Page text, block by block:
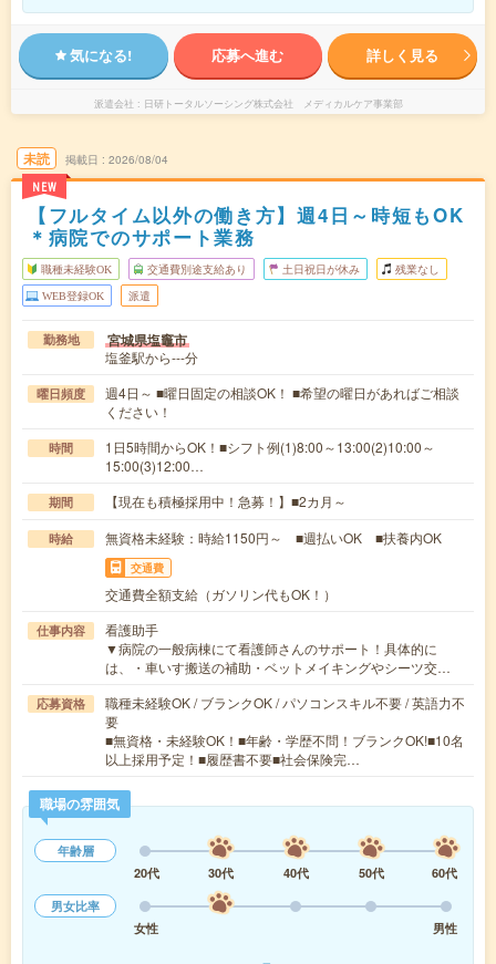
気になる! 応募へ進む 詳しく見る
派遣会社 日研トータルソーシング株式会社 メディカルケア事業部
未読
NEW
掲載日 2026/08/04
【フルタイム以外の働き方】週4日～時短もOK
＊病院でのサポート業務
職種未経験OK 交通費別途支給あり 土日祝日が休み 残業なし
WEB登録OK 派遣
勤務地 宮城県塩竈市
塩釜駅から---分
曜日頻度
週4日～ ■曜日固定の相談OK！ ■希望の曜日があればご相談
ください！
時間
1日5時間からOK！■シフト例(1)8:00～13:00(2)10:00～
15:00(3)12:00…
期間 【現在も積極採用中！急募！】■2カ月～
時給 無資格未経験：時給1150円～ ■週払いOK ■扶養内OK
交通費
交通費全額支給（ガソリン代もOK！）
仕事内容
看護助手
▼病院の一般病棟にて看護師さんのサポート！具体的に
は、・車いす搬送の補助・ベットメイキングやシーツ交…
応募資格
職種未経験OK / ブランクOK / パソコンスキル不要 / 英語力不
要
■無資格・未経験OK！■年齢・学歴不問！ブランクOK!■10名
以上採用予定！■履歴書不要■社会保険完…
職場の雰囲気
年齢層
20代
30代 40代 50代
60代
男女比率
女性
男性